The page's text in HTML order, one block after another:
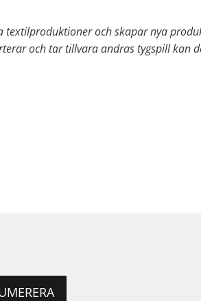
textilproduktioner och skapar nya
och tar tillvara andras tygspill kan